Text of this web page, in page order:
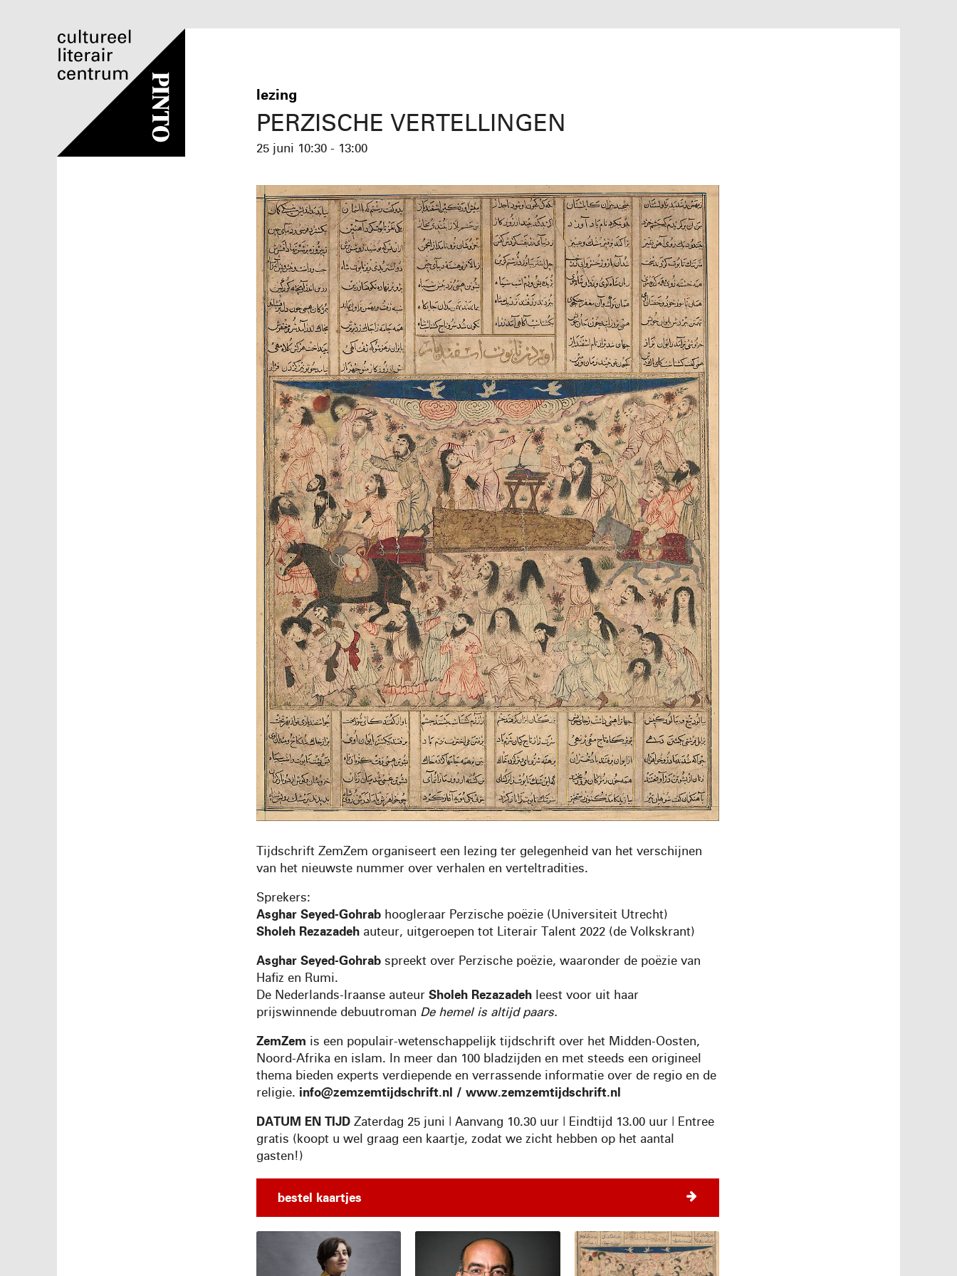
lezing
PERZISCHE VERTELLINGEN
25 juni 10:30 - 13:00
Tijdschrift ZemZem organiseert een lezing ter gelegenheid van het verschijnen
van het nieuwste nummer over verhalen en verteltradities.
Sprekers:
Asghar Seyed-Gohrab hoogleraar Perzische poëzie (Universiteit Utrecht)
Sholeh Rezazadeh auteur, uitgeroepen tot Literair Talent 2022 (de Volkskrant)
Asghar Seyed-Gohrab spreekt over Perzische poëzie, waaronder de poëzie van
Hafiz en Rumi.
De Nederlands-Iraanse auteur Sholeh Rezazadeh leest voor uit haar
prijswinnende debuutroman De hemel is altijd paars.
ZemZem is een populair-wetenschappelijk tijdschrift over het Midden-Oosten,
Noord-Afrika en islam. In meer dan 100 bladzijden en met steeds een origineel
thema bieden experts verdiepende en verrassende informatie over de regio en de
religie. info@zemzemtijdschrift.nl / www.zemzemtijdschrift.nl
DATUM EN TIJD Zaterdag 25 juni | Αanvang 10.30 uur | Eindtijd 13.00 uur | Entree
gratis (koopt u wel graag een kaartje, zodat we zicht hebben op het aantal
gasten!)
bestel kaartjes